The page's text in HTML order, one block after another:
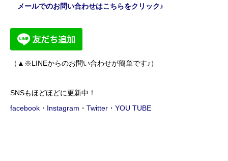
メールでのお問い合わせはこちらをクリック♪
（▲※LINEからのお問い合わせが簡単です♪）
SNSもほどほどに更新中！
facebook ・ Instagram ・ Twitter ・ YOU TUBE